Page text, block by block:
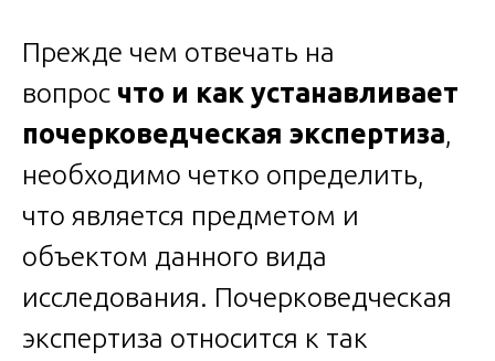
Прежде чем отвечать на
вопрос что и как устанавливает
почерковедческая экспертиза,
необходимо четко определить,
что является предметом и
объектом данного вида
исследования. Почерковедческая
экспертиза относится к так